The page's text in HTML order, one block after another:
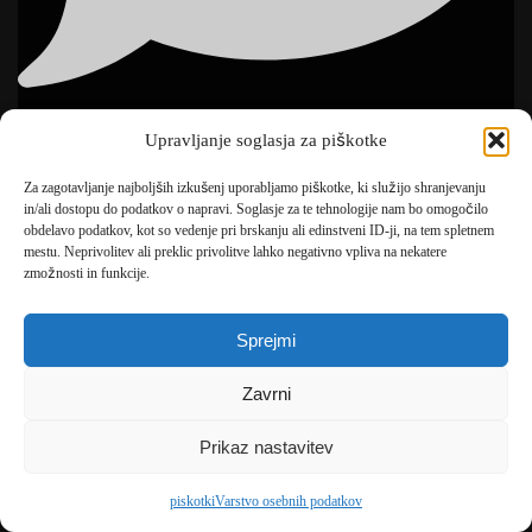
Upravljanje soglasja za piškotke
Za zagotavljanje najboljših izkušenj uporabljamo piškotke, ki služijo shranjevanju
in/ali dostopu do podatkov o napravi. Soglasje za te tehnologije nam bo omogočilo
obdelavo podatkov, kot so vedenje pri brskanju ali edinstveni ID-ji, na tem spletnem
mestu. Neprivolitev ali preklic privolitve lahko negativno vpliva na nekatere
zmožnosti in funkcije.
Sprejmi
Zavrni
Prikaz nastavitev
piskotkiVarstvo osebnih podatkov
18092289863382021
View Instagram post by bonsaidekorativnerastline